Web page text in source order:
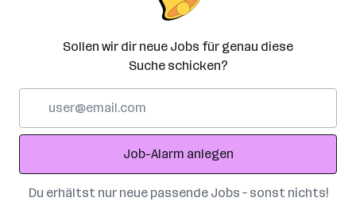
Sollen wir dir neue Jobs für genau diese
Suche schicken?
Adresse
Job-Alarm anlegen
Du erhältst nur neue passende Jobs – sonst nichts!